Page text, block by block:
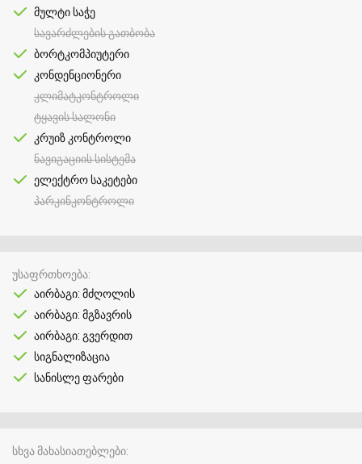
მულტი საჭე
სავარძლების გათბობა
ბორტკომპიუტერი
კონდენციონერი
კლიმატკონტროლი
ტყავის სალონი
კრუიზ კონტროლი
ნავიგაციის სისტემა
ელექტრო საკეტები
პარკინკონტროლი
უსაფრთხოება
აირბაგი: მძღოლის
აირბაგი: მგზავრის
აირბაგი: გვერდით
სიგნალიზაცია
სანისლე ფარები
სხვა მახასიათებლები